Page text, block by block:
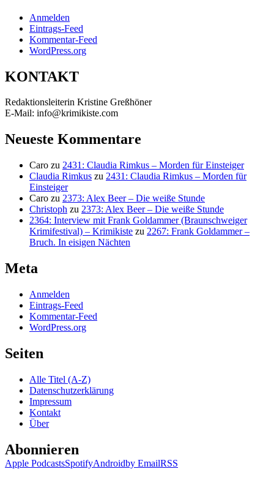
Anmelden
Eintrags-Feed
Kommentar-Feed
WordPress.org
KONTAKT
Redaktionsleiterin Kristine Greßhöner
E-Mail: info@krimikiste.com
Neueste Kommentare
Caro zu 2431: Claudia Rimkus – Morden für Einsteiger
Claudia Rimkus zu 2431: Claudia Rimkus – Morden für
Einsteiger
Caro zu 2373: Alex Beer – Die weiße Stunde
Christoph zu 2373: Alex Beer – Die weiße Stunde
2364: Interview mit Frank Goldammer (Braunschweiger
Krimifestival) – Krimikiste zu 2267: Frank Goldammer –
Bruch. In eisigen Nächten
Meta
Anmelden
Eintrags-Feed
Kommentar-Feed
WordPress.org
Seiten
Alle Titel (A-Z)
Datenschutzerklärung
Impressum
Kontakt
Über
Abonnieren
Apple PodcastsSpotifyAndroidby EmailRSS